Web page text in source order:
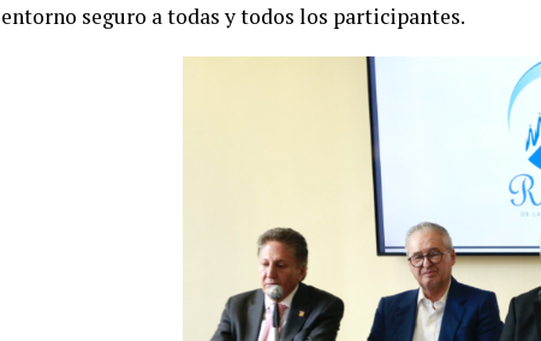
entorno seguro a todas y todos los participantes.